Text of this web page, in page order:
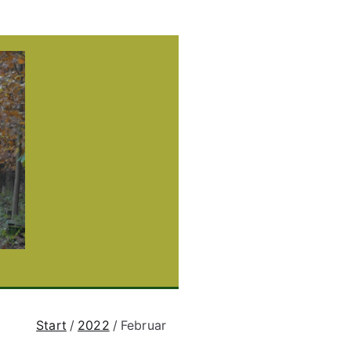
Start 2022 Februar